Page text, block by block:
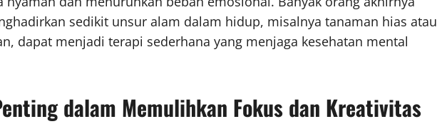
sedikit unsur alam dalam hidup, misalnya tanaman hias atau
dapat menjadi terapi sederhana yang menjaga kesehatan mental
dalam Memulihkan Fokus dan Kreativitas